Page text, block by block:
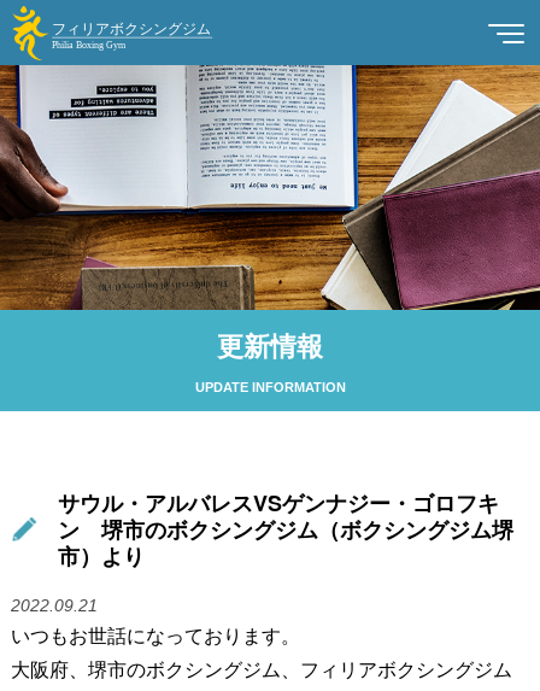
更新情報
UPDATE INFORMATION
サウル・アルバレスVSゲンナジー・ゴロフキ
ン 堺市のボクシングジム（ボクシングジム堺
市）より
2022.09.21
いつもお世話になっております。
大阪府、堺市のボクシングジム、フィリアボクシングジム